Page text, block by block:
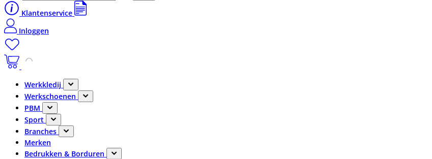
Klantenservice
Inloggen
Werkkledij
Werkschoenen
PBM
Sport
Branches
Merken
Bedrukken & Borduren